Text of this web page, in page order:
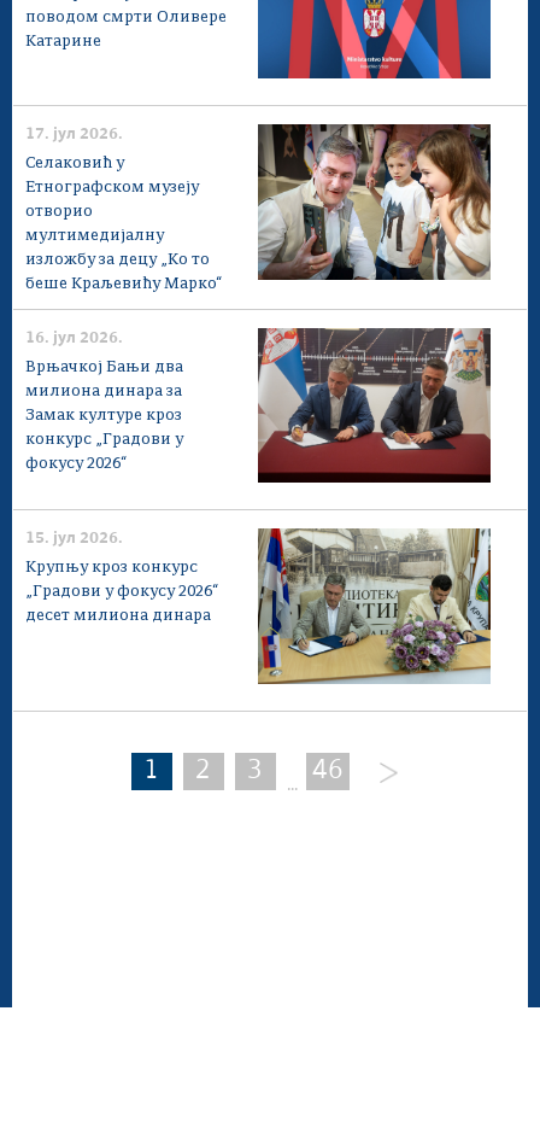
поводом смрти Оливере
Катарине
17. јул 2026.
Селаковић у
Етнографском музеју
отворио
мултимедијалну
изложбу за децу „Ко то
беше Краљевићу Марко“
16. јул 2026.
Врњачкој Бањи два
милиона динара за
Замак културе кроз
конкурс „Градови у
фокусу 2026“
15. јул 2026.
Крупњу кроз конкурс
„Градови у фокусу 2026“
десет милиона динара
1 2 3
...
46